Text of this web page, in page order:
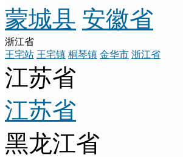
蒙城县 安徽省
浙江省
王宅站 王宅镇 桐琴镇 金华市 浙江省
江苏省
江苏省
黑龙江省